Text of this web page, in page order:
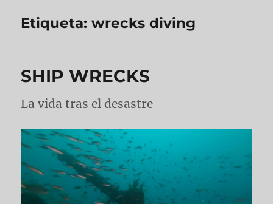
Etiqueta:wrecks diving
SHIP WRECKS
La vida tras el desastre